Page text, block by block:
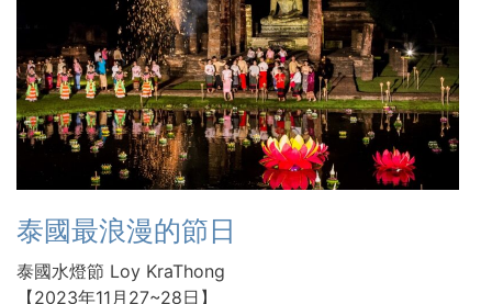
泰國最浪漫的節日
泰國水燈節 Loy KraThong
【2023年11月27~28日】